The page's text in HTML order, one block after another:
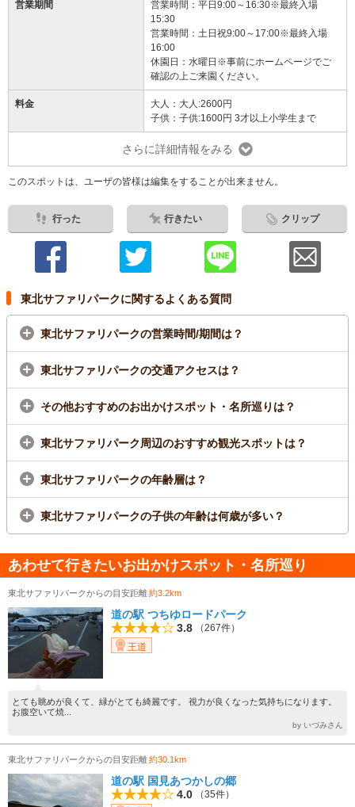
営業期間
営業時間：平日9:00～16:30※最終入場
15:30
営業時間：土日祝9:00～17:00※最終入場
16:00
休園日：水曜日※事前にホームページでご
確認の上ご来園ください。
料金
大人：大人:2600円
子供：子供:1600円 3才以上小学生まで
さらに詳細情報をみる
このスポットは、ユーザの皆様は編集をすることが出来ません。
行った 行きたい クリップ
東北サファリパークに関するよくある質問
東北サファリパークの営業時間/期間は？
東北サファリパークの交通アクセスは？
その他おすすめのお出かけスポット・名所巡りは？
東北サファリパーク周辺のおすすめ観光スポットは？
東北サファリパークの年齢層は？
東北サファリパークの子供の年齢は何歳が多い？
あわせて行きたいお出かけスポット・名所巡り
東北サファリパークからの目安距離約3.2km
道の駅 つちゆロードパーク
3.8
（267件）
王道
とても眺めが良くて、緑がとても綺麗です。 視力が良くなった気持ちになります。
お腹空いて焼...
by いづみさん
東北サファリパークからの目安距離約30.1km
道の駅 国見あつかしの郷
4.0
（35件）